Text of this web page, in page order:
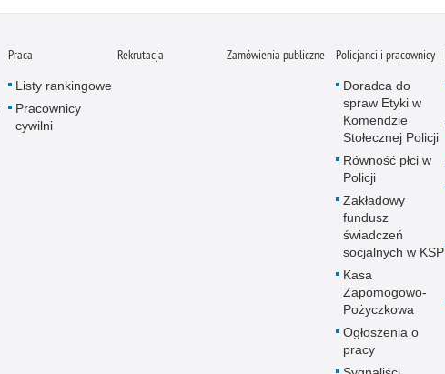
Praca
Listy rankingowe
Pracownicy
cywilni
Rekrutacja Zamówienia publiczne Policjanci i pracownicy
Doradca do
spraw Etyki w
Komendzie
Stołecznej Policji
Równość płci w
Policji
Zakładowy
fundusz
świadczeń
socjalnych w KSP
Kasa
Zapomogowo-
Pożyczkowa
Ogłoszenia o
pracy